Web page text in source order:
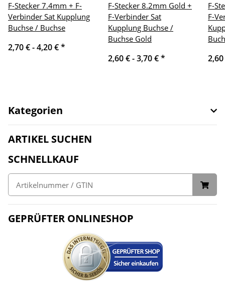
F-Stecker 7.4mm + F-
Verbinder Sat Kupplung
Buchse / Buchse
2,70 € -4,20 €*
F-Stecker 8.2mm Gold +
F-Verbinder Sat
Kupplung Buchse /
Buchse Gold
2,60 € -3,70 €*
F-
F-
Kategorien
ARTIKEL SUCHEN
SCHNELLKAUF
GEPRÜFTER ONLINESHOP